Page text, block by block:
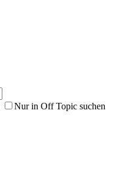
Nur in Off Topic suchen